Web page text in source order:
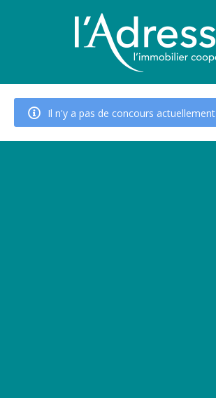
Il n'y a pas de concours actuellement